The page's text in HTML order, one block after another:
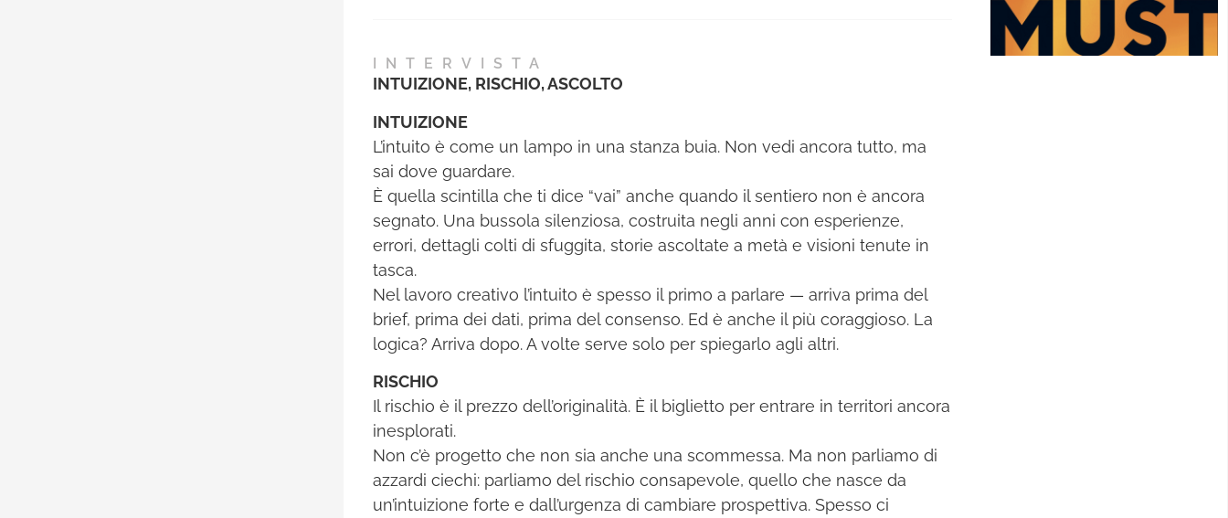
INTERVISTA
INTUIZIONE, RISCHIO, ASCOLTO
INTUIZIONE
L’intuito è come un lampo in una stanza buia. Non vedi ancora tutto, ma
sai dove guardare.
È quella scintilla che ti dice “vai” anche quando il sentiero non è ancora
segnato. Una bussola silenziosa, costruita negli anni con esperienze,
errori, dettagli colti di sfuggita, storie ascoltate a metà e visioni tenute in
tasca.
Nel lavoro creativo l’intuito è spesso il primo a parlare — arriva prima del
brief, prima dei dati, prima del consenso. Ed è anche il più coraggioso. La
logica? Arriva dopo. A volte serve solo per spiegarlo agli altri.
RISCHIO
Il rischio è il prezzo dell’originalità. È il biglietto per entrare in territori ancora
inesplorati.
Non c’è progetto che non sia anche una scommessa. Ma non parliamo di
azzardi ciechi: parliamo del rischio consapevole, quello che nasce da
un’intuizione forte e dall’urgenza di cambiare prospettiva. Spesso ci